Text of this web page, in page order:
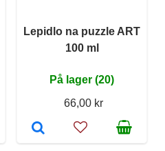
Lepidlo na puzzle ART
100 ml
På lager (20)
66,00 kr